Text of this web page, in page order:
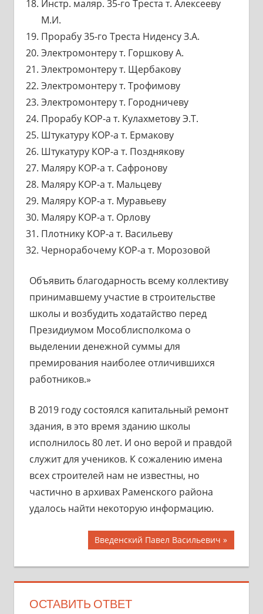
Инстр. маляр. 35-го Треста т. Алексееву
М.И.
Прорабу 35-го Треста Ниденсу З.А.
Электромонтеру т. Горшкову А.
Электромонтеру т. Щербакову
Электромонтеру т. Трофимову
Электромонтеру т. Городничеву
Прорабу КОР-а т. Кулахметову Э.Т.
Штукатуру КОР-а т. Ермакову
Штукатуру КОР-а т. Позднякову
Маляру КОР-а т. Сафронову
Маляру КОР-а т. Мальцеву
Маляру КОР-а т. Муравьеву
Маляру КОР-а т. Орлову
Плотнику КОР-а т. Васильеву
Чернорабочему КОР-а т. Морозовой
Объявить благодарность всему коллективу
принимавшему участие в строительстве
школы и возбудить ходатайство перед
Президиумом Мособлисполкома о
выделении денежной суммы для
премирования наиболее отличившихся
работников.»
В 2019 году состоялся капитальный ремонт
здания, в это время зданию школы
исполнилось 80 лет. И оно верой и правдой
служит для учеников. К сожалению имена
всех строителей нам не известны, но
частично в архивах Раменского района
удалось найти некоторую информацию.
Навигация
по
записям
Следующая
Введенский Павел Васильевич
ОСТАВИТЬ ОТВЕТ